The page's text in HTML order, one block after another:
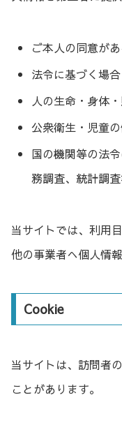
ご本人の同意が
法令に基づく場合
人の生命・身体
公衆衛生・児童
国の機関等の法
務調査、統計調査
当サイトでは、利用
他の事業者へ個人情
Cookie
当サイトは、訪問者
ことがあります。